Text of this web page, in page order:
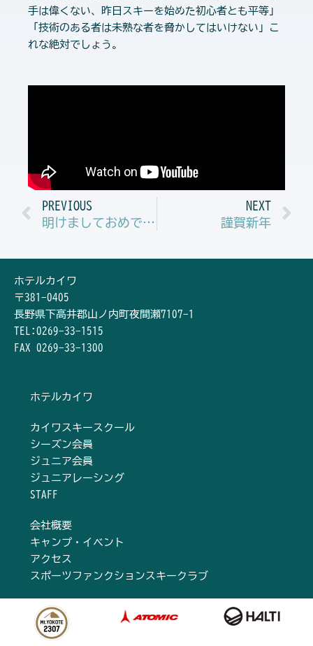
手は偉くない、昨日スキーを始めた初心者とも平等」
「技術のある者は未熟な者を脅かしてはいけない」こ
れな絶対でしょう。
Prev
PREVIOUS
明けましておめでとうございます。
NEXT
謹賀新年
ホテルカイワ
〒381-0405
長野県下高井郡山ノ内町夜間瀬7107-1
TEL:0269-33-1515
FAX 0269-33-1300
ホテルカイワ
カイワスキースクール
シーズン会員
ジュニア会員
ジュニアレーシング
STAFF
会社概要
キャンプ・イベント
アクセス
スポーツファンクションスキークラブ